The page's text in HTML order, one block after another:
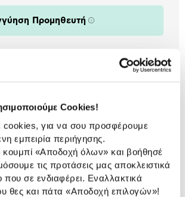
Cookies!
cookies, για να σου προσφέρουμε
εμπειρία περιήγησης.
κουμπί «Αποδοχή όλων» και βοήθησέ
τις προτάσεις μας αποκλειστικά
που σε ενδιαφέρει. Εναλλακτικά
θες και πάτα «Αποδοχή επιλογών»!
Προμηθευτή Πληροφορίες
Με Σακούλα
σακούλας: 4,50 Lt
65 dB